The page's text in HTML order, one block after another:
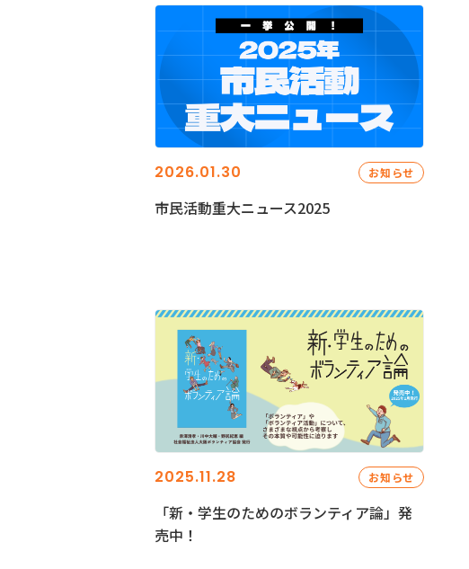
2026.01.30 お知らせ
市民活動重大ニュース2025
2025.11.28 お知らせ
「新・学生のためのボランティア論」発
売中！